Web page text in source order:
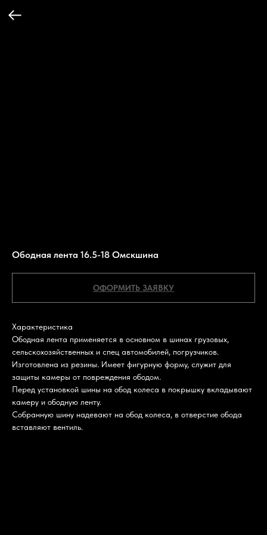
Ободная лента 16.5-18 Омскшина
ОФОРМИТЬ ЗАЯВКУ
Характеристика
Ободная лента применяется в основном в шинах грузовых,
сельскохозяйственных и спец автомобилей, погрузчиков.
Изготовлена из резины. Имеет фигурную форму, служит для
защиты камеры от повреждения ободом.
Перед установкой шины на обод колеса в покрышку вкладывают
камеру и ободную ленту.
Собранную шину надевают на обод колеса, в отверстие обода
вставляют вентиль.